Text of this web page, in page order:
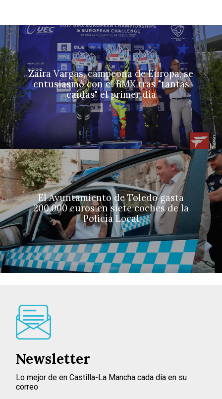
Zaira Vargas, campeona de Europa, se
entusiasmó con el BMX tras "tantas
caídas" el primer día
El Ayuntamiento de Toledo gasta
200.000 euros en siete coches de la
Policía Local
Newsletter
Lo mejor de en Castilla-La Mancha cada día en su
correo